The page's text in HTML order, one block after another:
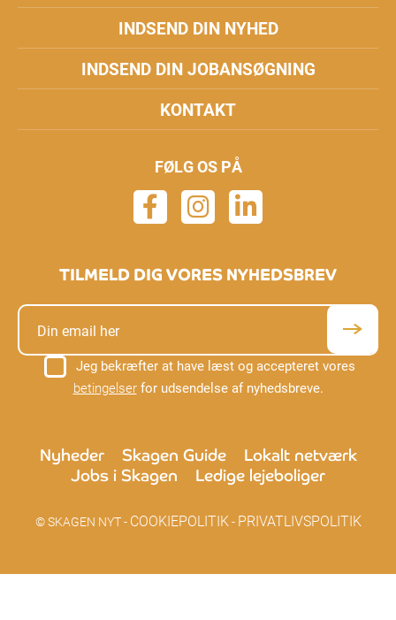
INDSEND DIN NYHED
INDSEND DIN JOBANSØGNING
KONTAKT
FØLG OS PÅ
TILMELD DIG VORES NYHEDSBREV
Jeg bekræfter at have læst og accepteret vores
betingelserfor udsendelse af nyhedsbreve.
Nyheder Skagen Guide
Lokalt netværk
Jobs i Skagen
Ledige lejeboliger
© SKAGEN NYT - COOKIEPOLITIK- PRIVATLIVSPOLITIK